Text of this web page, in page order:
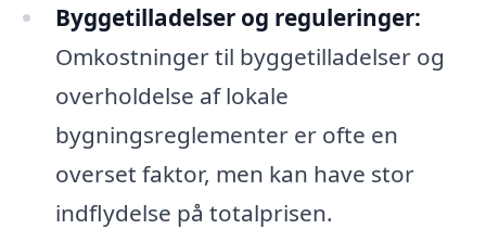
Byggetilladelser og reguleringer:
Omkostninger til byggetilladelser og
overholdelse af lokale
bygningsreglementer er ofte en
overset faktor, men kan have stor
indflydelse på totalprisen.